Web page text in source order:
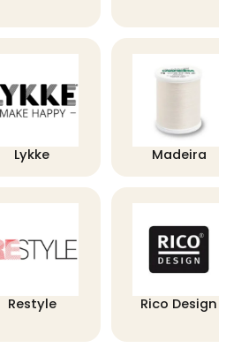
Lykke Madeira
Restyle Rico Design